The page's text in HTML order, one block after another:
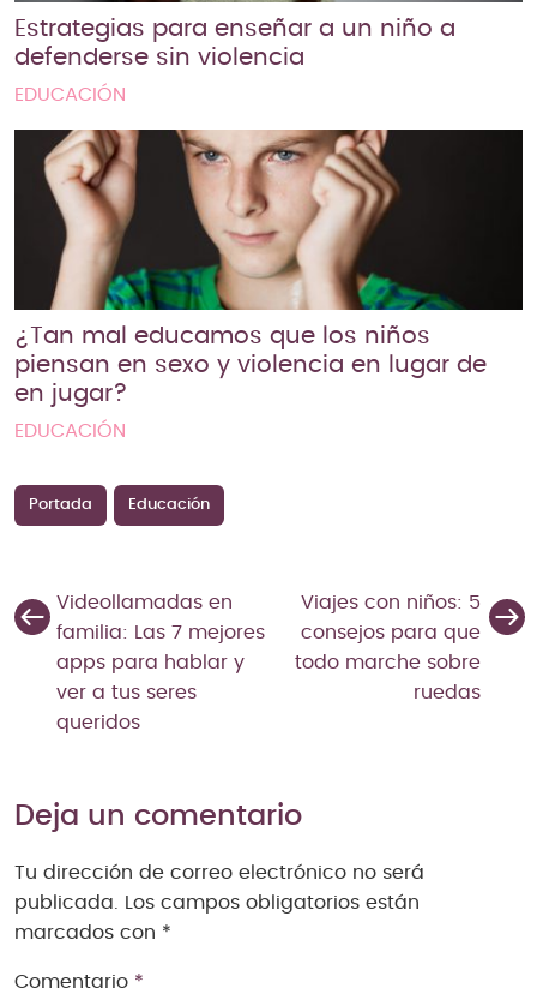
Estrategias para enseñar a un niño a
defenderse sin violencia
EDUCACIÓN
¿Tan mal educamos que los niños
piensan en sexo y violencia en lugar de
en jugar?
EDUCACIÓN
Portada Educación
Videollamadas en
familia: Las 7 mejores
apps para hablar y
ver a tus seres
queridos
Viajes con niños: 5
consejos para que
todo marche sobre
ruedas
Deja un comentario
Tu dirección de correo electrónico no será
publicada.
Los campos obligatorios están
marcados con *
Comentario *